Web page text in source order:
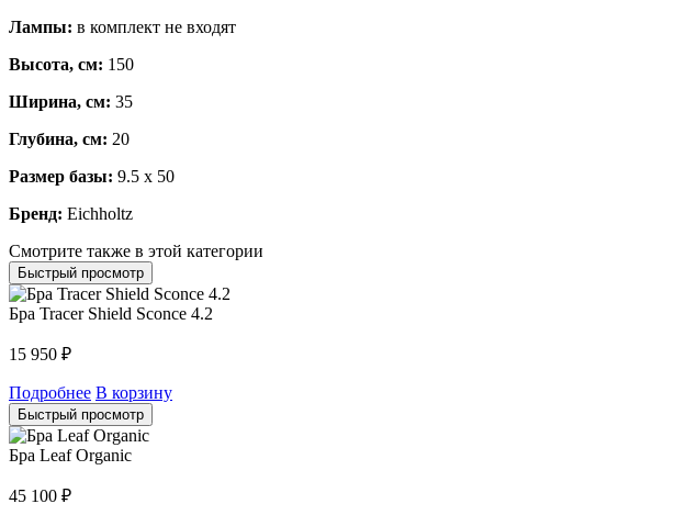
Лампы: в комплект не входят
Высота, см: 150
Ширина, см: 35
Глубина, см: 20
Размер базы: 9.5 x 50
Бренд: Eichholtz
Смотрите также в этой категории
Быстрый просмотр
Бра Tracer Shield Sconce 4.2
15 950 ₽
Подробнее В корзину
Быстрый просмотр
Бра Leaf Organic
45 100 ₽